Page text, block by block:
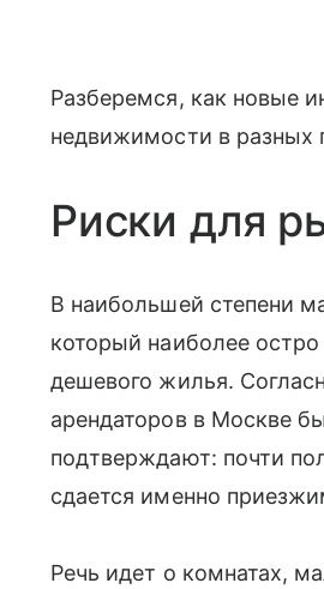
Разберемся, как новые
недвижимости в разных
Риски для
В наибольшей степени
который наиболее остро
дешевого жилья.
арендаторов в Москве
подтверждают: почти
сдается именно
Речь идет о комнатах,